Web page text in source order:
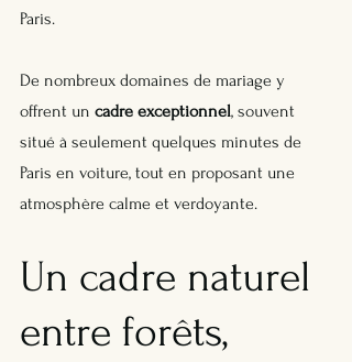
Paris.
De nombreux domaines de mariage y
offrent un cadre exceptionnel, souvent
situé à seulement quelques minutes de
Paris en voiture, tout en proposant une
atmosphère calme et verdoyante.
Un cadre naturel
entre forêts,